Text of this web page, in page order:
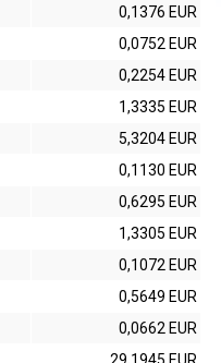
0,1376 EUR
0,0752 EUR
0,2254 EUR
1,3335 EUR
5,3204 EUR
0,1130 EUR
0,6295 EUR
1,3305 EUR
0,1072 EUR
0,5649 EUR
0,0662 EUR